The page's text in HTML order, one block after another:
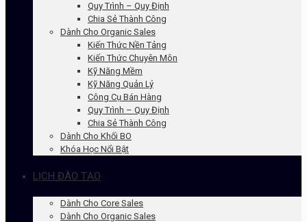
Quy Trình – Quy Định
Chia Sẻ Thành Công
Dành Cho Organic Sales
Kiến Thức Nền Tảng
Kiến Thức Chuyên Môn
Kỹ Năng Mềm
Kỹ Năng Quản Lý
Công Cụ Bán Hàng
Quy Trình – Quy Định
Chia Sẻ Thành Công
Dành Cho Khối BO
Khóa Học Nổi Bật
LỊCH ĐÀO TẠO
Dành Cho Core Sales
Dành Cho Organic Sales